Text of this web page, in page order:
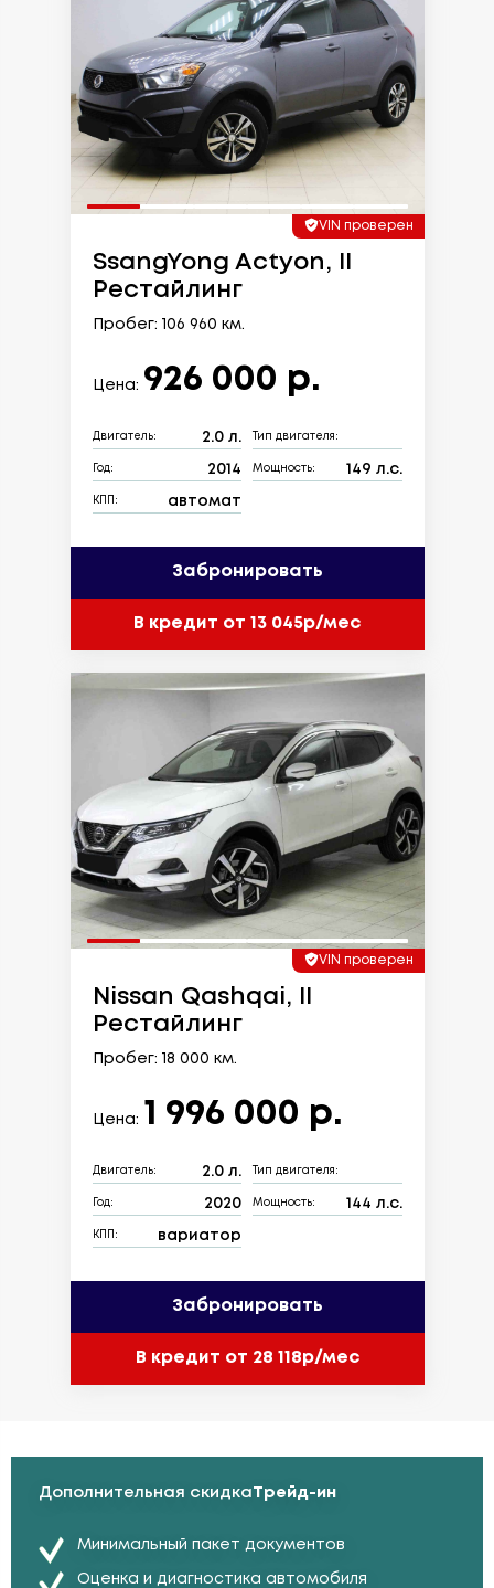
VIN проверен
SsangYong Actyon, II
Рестайлинг
Пробег: 106 960 км.
Цена: 926 000 р.
Двигатель: 2.0 л. Тип двигателя:
Год: 2014 Мощность: 149 л.с.
КПП: автомат
Забронировать
В кредит от 13 045р/мес
VIN проверен
Nissan Qashqai, II
Рестайлинг
Пробег: 18 000 км.
Цена: 1 996 000 р.
Двигатель: 2.0 л. Тип двигателя:
Год: 2020 Мощность: 144 л.с.
КПП: вариатор
Забронировать
В кредит от 28 118р/мес
Дополнительная скидкаТрейд-ин
Минимальный пакет документов
Оценка и диагностика автомобиля